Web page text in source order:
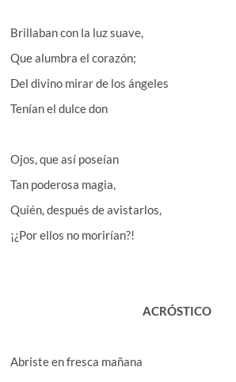
Brillaban con la luz suave,
Que alumbra el corazón;
Del divino mirar de los ángeles
Tenían el dulce don
Ojos, que así poseían
Tan poderosa magia,
Quién, después de avistarlos,
¡¿Por ellos no morirían?!
ACRÓSTICO
Abriste en fresca mañana